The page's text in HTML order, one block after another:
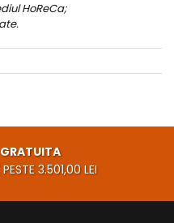
HoReCa;
3.501,00 LEI